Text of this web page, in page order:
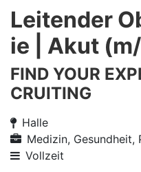
Leitender
ie | Akut
FIND YOUR
CRUITING
Halle
Medizin, Gesundheit,
Vollzeit